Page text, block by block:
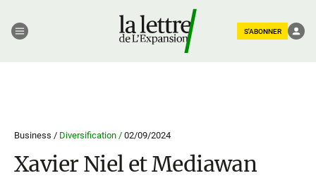
S'ABONNER
Business / Diversification / 02/09/2024
Xavier Niel et Mediawan